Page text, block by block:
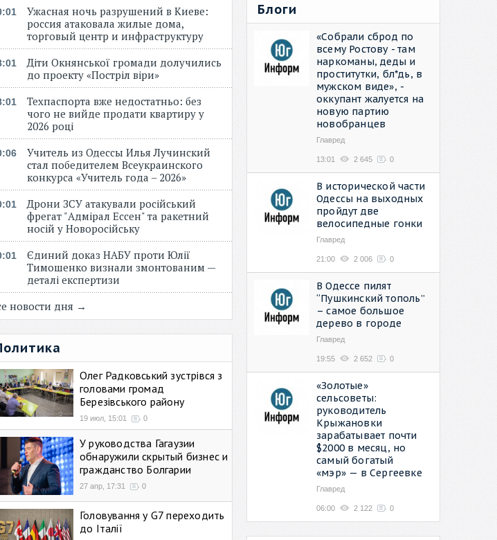
Ужасная ночь разрушений в Киеве:
россия атаковала жилые дома,
торговый центр и инфраструктуру
Діти Окнянської громади долучились
до проекту «Постріл віри»
Техпаспорта вже недостатньо: без
чого не вийде продати квартиру у
2026 році
Учитель из Одессы Илья Лучинский
стал победителем Всеукраинского
конкурса «Учитель года – 2026»
Дрони ЗСУ атакували російський
фрегат "Адмірал Ессен" та ракетний
носій у Новоросійську
Єдиний доказ НАБУ проти Юлії
Тимошенко визнали змонтованим —
деталі експертизи
новости дня →
Олег Радковський зустрівся з
головами громад
Березівського району
19 июл, 15:01 0
У руководства Гагаузии
обнаружили скрытый бизнес и
гражданство Болгарии
27 апр, 17:31 0
Головування у G7 переходить
до Італії
Блоги
«Собрали сброд по
всему Ростову - там
наркоманы, деды и
проститутки, бл*дь, в
мужском виде», -
оккупант жалуется на
новую партию
новобранцев
Главред
13:01 2 645 0
В исторической части
Одессы на выходных
пройдут две
велосипедные гонки
Главред
21:00 2 006 0
В Одессе пилят
“Пушкинский тополь”
– самое большое
дерево в городе
Главред
19:55 2 652 0
«Золотые»
сельсоветы:
руководитель
Крыжановки
зарабатывает почти
$2000 в месяц, но
самый богатый
«мэр» — в Сергеевке
Главред
06:00 2 122 0